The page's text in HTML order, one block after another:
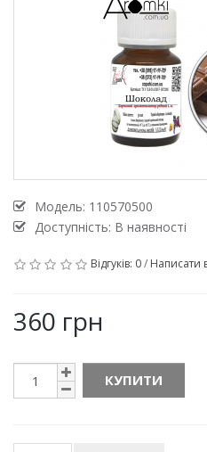
Модель: 110570500
Доступність: В наявності
Відгуків: 0/ Написати
360 грн
КУПИТИ